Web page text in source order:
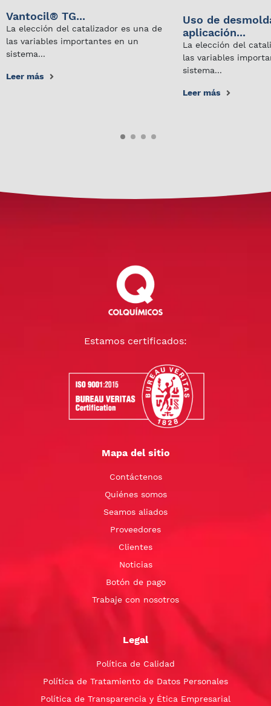
Vantocil® TG...
La elección del catalizador es una de
las variables importantes en un
sistema...
Leer más
Uso de
aplicación...
La elección del
las variables
sistema...
Leer más
Estamos certificados:
Mapa del sitio
Contáctenos
Quiénes somos
Seamos aliados
Proveedores
Clientes
Noticias
Botón de pago
Trabaje con nosotros
Legal
Política de Calidad
Política de Tratamiento de Datos Personales
Política de Transparencia y Ética Empresarial